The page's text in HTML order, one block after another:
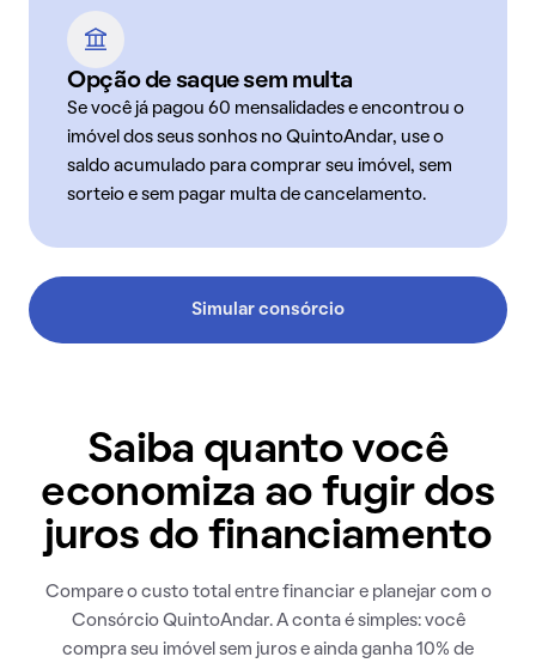
Opção de saque sem multa
Se você já pagou 60 mensalidades e encontrou o
imóvel dos seus sonhos no QuintoAndar, use o
saldo acumulado para comprar seu imóvel, sem
sorteio e sem pagar multa de cancelamento.
Simular consórcio
Saiba quanto você
economiza ao fugir dos
juros do financiamento
Compare o custo total entre financiar e planejar com o
Consórcio QuintoAndar. A conta é simples: você
compra seu imóvel sem juros e ainda ganha 10% de